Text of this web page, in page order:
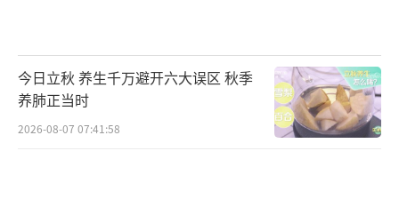
今日立秋 养生千万避开六大误区 秋季
养肺正当时
2026-08-07 07:41:58